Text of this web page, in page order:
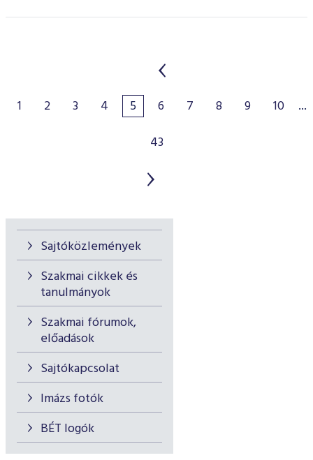
Sajtóközlemények
Szakmai cikkek és
tanulmányok
Szakmai fórumok,
előadások
Sajtókapcsolat
Imázs fotók
BÉT logók
1 2 3 4 5 6 7 8 9 10
...
43